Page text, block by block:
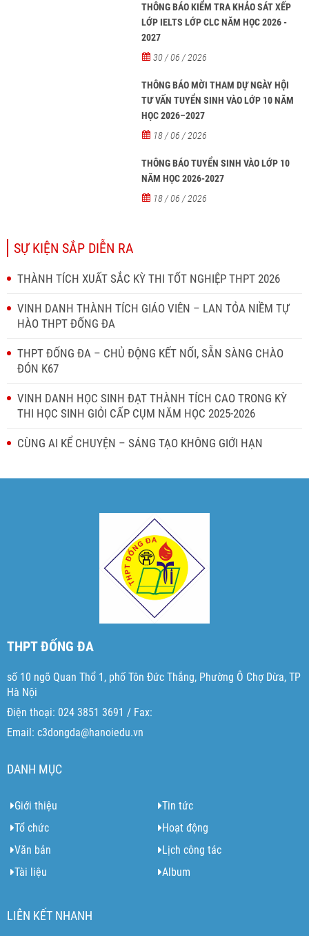
THÔNG BÁO KIỂM TRA KHẢO SÁT XẾP
LỚP IELTS LỚP CLC NĂM HỌC 2026 -
2027
30 / 06 / 2026
THÔNG BÁO MỜI THAM DỰ NGÀY HỘI
TƯ VẤN TUYỂN SINH VÀO LỚP 10 NĂM
HỌC 2026–2027
18 / 06 / 2026
THÔNG BÁO TUYỂN SINH VÀO LỚP 10
NĂM HỌC 2026-2027
18 / 06 / 2026
SỰ KIỆN SẮP DIỄN RA
THÀNH TÍCH XUẤT SẮC KỲ THI TỐT NGHIỆP THPT 2026
VINH DANH THÀNH TÍCH GIÁO VIÊN – LAN TỎA NIỀM TỰ
HÀO THPT ĐỐNG ĐA
THPT ĐỐNG ĐA – CHỦ ĐỘNG KẾT NỐI, SẴN SÀNG CHÀO
ĐÓN K67
VINH DANH HỌC SINH ĐẠT THÀNH TÍCH CAO TRONG KỲ
THI HỌC SINH GIỎI CẤP CỤM NĂM HỌC 2025-2026
CÙNG AI KỂ CHUYỆN – SÁNG TẠO KHÔNG GIỚI HẠN
THPT ĐỐNG ĐA
số 10 ngõ Quan Thổ 1, phố Tôn Đức Thắng, Phường Ô Chợ Dừa, TP
Hà Nội
Điện thoại: 024 3851 3691 / Fax:
Email: c3dongda@hanoiedu.vn
DANH MỤC
Giới thiệu
Tin tức
Tổ chức
Hoạt động
Văn bản
Lịch công tác
Tài liệu
Album
LIÊN KẾT NHANH